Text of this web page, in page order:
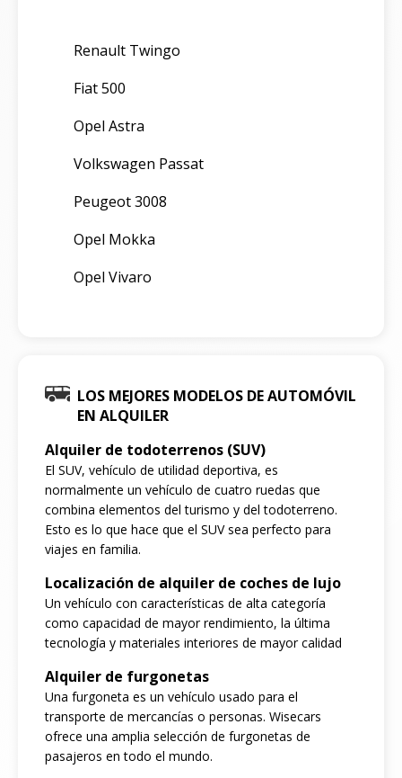
Renault Twingo
Fiat 500
Opel Astra
Volkswagen Passat
Peugeot 3008
Opel Mokka
Opel Vivaro
LOS MEJORES MODELOS DE AUTOMÓVIL
EN ALQUILER
Alquiler de todoterrenos (SUV)
El SUV, vehículo de utilidad deportiva, es
normalmente un vehículo de cuatro ruedas que
combina elementos del turismo y del todoterreno.
Esto es lo que hace que el SUV sea perfecto para
viajes en familia.
Localización de alquiler de coches de lujo
Un vehículo con características de alta categoría
como capacidad de mayor rendimiento, la última
tecnología y materiales interiores de mayor calidad
Alquiler de furgonetas
Una furgoneta es un vehículo usado para el
transporte de mercancías o personas. Wisecars
ofrece una amplia selección de furgonetas de
pasajeros en todo el mundo.